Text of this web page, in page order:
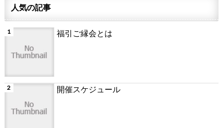
人気の記事
福引ご縁会とは
開催スケジュール